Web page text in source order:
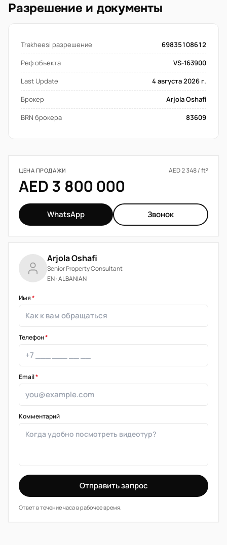
Разрешение и документы
Trakheesi разрешение
69835108612
Реф объекта
VS-163900
Last Update
4 августа 2026 г.
Брокер
Arjola Oshafi
BRN брокера
83609
ЦЕНА ПРОДАЖИ AED 2 348 / ft²
AED 3 800 000
WhatsApp Звонок
Arjola Oshafi
Senior Property Consultant
EN · ALBANIAN
Имя*
Телефон*
Email*
Комментарий
Отправить запрос
Ответ в течение часа в рабочее время.